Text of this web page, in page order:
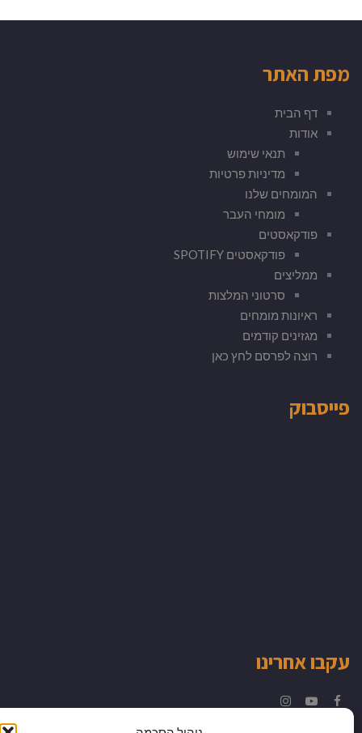
מפת האתר
דף הבית
אודות
תנאי שימוש
מדיניות פרטיות
המומחים שלנו
מומחי העבר
פודקאסטים
פודקאסטים SPOTIFY
ממליצים
סרטוני המלצות
ראיונות מומחים
מגזינים קודמים
רוצה לפרסם לחץ כאן
פייסבוק
עקבו אחרינו
Facebook